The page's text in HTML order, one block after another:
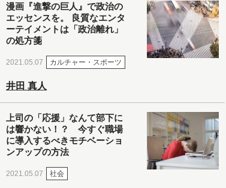
漫画『進撃の巨人』で政治の
エッセンスを。 良質なエンタ
ーテイメントは「政治離れ」
の処方箋
2021.05.07 カルチャー・スポーツ
井田 真人
上司の「応援」なんて部下に
は響かない！？ 今すぐ職場
に導入するべきモチベーショ
ンアップの方法
2021.05.07 社会